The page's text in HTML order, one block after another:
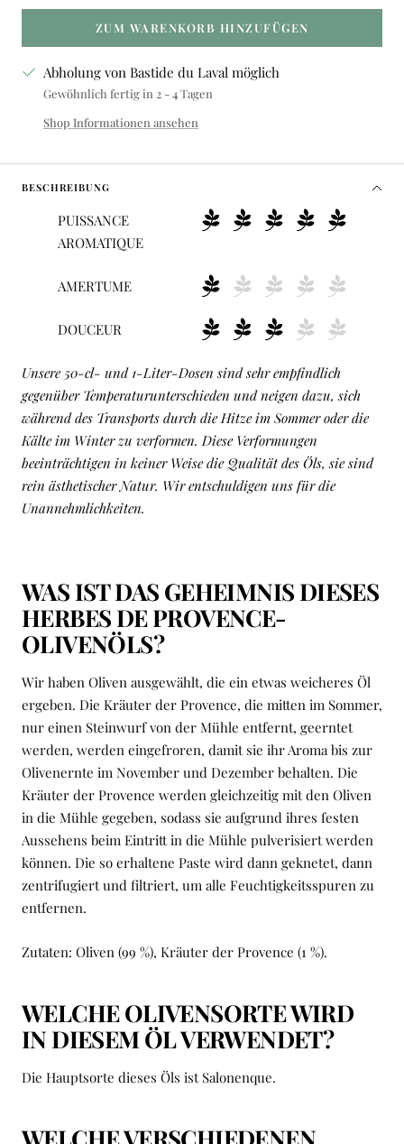
ZUM WARENKORB HINZUFÜGEN
Abholung von Bastide du Laval möglich
Gewöhnlich fertig in 2 - 4 Tagen
Shop Informationen ansehen
BESCHREIBUNG
PUISSANCE
AROMATIQUE
AMERTUME
DOUCEUR
Unsere 50-cl- und 1-Liter-Dosen sind sehr empfindlich
gegenüber Temperaturunterschieden und neigen dazu, sich
während des Transports durch die Hitze im Sommer oder die
Kälte im Winter zu verformen. Diese Verformungen
beeinträchtigen in keiner Weise die Qualität des Öls, sie sind
rein ästhetischer Natur. Wir entschuldigen uns für die
Unannehmlichkeiten.
WAS IST DAS GEHEIMNIS DIESES
HERBES DE PROVENCE-
OLIVENÖLS?
Wir haben Oliven ausgewählt, die ein etwas weicheres Öl
ergeben. Die Kräuter der Provence, die mitten im Sommer,
nur einen Steinwurf von der Mühle entfernt, geerntet
werden, werden eingefroren, damit sie ihr Aroma bis zur
Olivenernte im November und Dezember behalten. Die
Kräuter der Provence werden gleichzeitig mit den Oliven
in die Mühle gegeben, sodass sie aufgrund ihres festen
Aussehens beim Eintritt in die Mühle pulverisiert werden
können. Die so erhaltene Paste wird dann geknetet, dann
zentrifugiert und filtriert, um alle Feuchtigkeitsspuren zu
entfernen.
Zutaten: Oliven (99 %), Kräuter der Provence (1 %).
WELCHE OLIVENSORTE WIRD
IN DIESEM ÖL VERWENDET?
Die Hauptsorte dieses Öls ist Salonenque.